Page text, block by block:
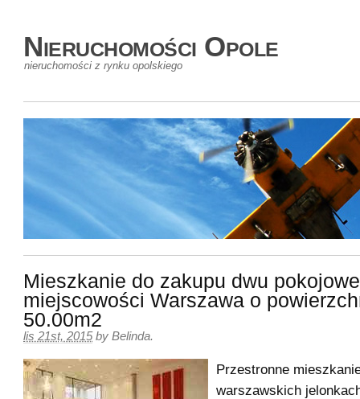
Nieruchomości Opole
nieruchomości z rynku opolskiego
Mieszkanie do zakupu dwu
miejscowości Warszawa o
50.00m2
lis 21st, 2015 by Belinda.
Przestronne
warszawskich